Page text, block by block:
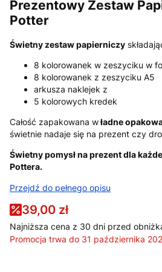
Prezentowy Zestaw
Potter
Świetny zestaw papierniczy
8 kolorowanek w zeszyciku w
8 kolorowanek z zeszyciku A5
arkusza naklejek z
5 kolorowych kredek
Całość zapakowana władne
świetnie nadaje się na prezent czy
Świetny pomysł na prezent dla
Pottera.
Przejdź do pełnego opisu
39,00 zł
Najniższa cena z 30 dni przed
Promocja trwa do 31 października